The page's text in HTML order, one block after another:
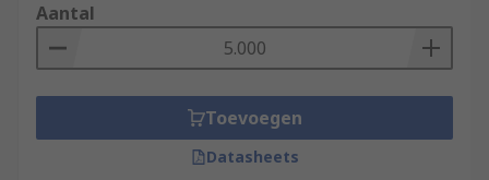
Aantal
Toevoegen
Datasheets